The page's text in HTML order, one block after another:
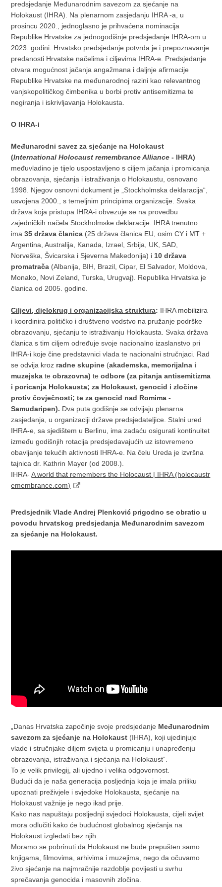
predsjedanje Međunarodnim savezom za sjećanje na
Holokaust (IHRA). Na plenarnom zasjedanju IHRA -a, u
prosincu 2020., jednoglasno je prihvaćena nominacija
Republike Hrvatske za jednogodišnje predsjedanje IHRA-om u
2023. godini. Hrvatsko predsjedanje potvrda je i prepoznavanje
predanosti Hrvatske načelima i ciljevima IHRA-e. Predsjedanje
otvara mogućnost jačanja angažmana i daljnje afirmacije
Republike Hrvatske na međunarodnoj razini kao relevantnog
vanjskopolitičkog čimbenika u borbi protiv antisemitizma te
negiranja i iskrivljavanja Holokausta.
O IHRA-i
Međunarodni savez za sjećanje na Holokaust
(International Holocaust remembrance Alliance - IHRA)
međuvladino je tijelo uspostavljeno s ciljem jačanja i promicanja
obrazovanja, sjećanja i istraživanja o Holokaustu, osnovano
1998. Njegov osnovni dokument je „Stockholmska deklaracija“,
usvojena 2000., s temeljnim principima organizacije. Svaka
država koja pristupa IHRA-i obvezuje se na provedbu
zajedničkih načela Stockholmske deklaracije. IHRA trenutno
ima35 državačlanica (25 država članica EU, osim CY i MT +
Argentina, Australija, Kanada, Izrael, Srbija, UK, SAD,
Norveška, Švicarska i Sjeverna Makedonija) i10 država
promatrača (Albanija, BIH, Brazil, Cipar, El Salvador, Moldova,
Monako, Novi Zeland, Turska, Urugvaj). Republika Hrvatska je
članica od 2005. godine.
Ciljevi, djelokrug i organizacijska struktura: IHRA mobilizira
i koordinira političko i društveno vodstvo na pružanje podrške
obrazovanju, sjećanju te istraživanju Holokausta. Svaka država
članica s tim ciljem određuje svoje nacionalno izaslanstvo pri
IHRA-i koje čine predstavnici vlada te nacionalni stručnjaci. Rad
se odvija kroz radne skupine (akademska, memorijalna i
muzejska teobrazovna) teodbore (za pitanja antisemitizma
i poricanja Holokausta; za Holokaust, genocid i zločine
protivčovječnosti; te za genocid nad Romima -
Samudaripen). Dva puta godišnje se odvijaju plenarna
zasjedanja, u organizaciji države predsjedateljice. Stalni ured
IHRA-e, sa sjedištem u Berlinu, ima zadaću osigurati kontinuitet
između godišnjih rotacija predsjedavajućih uz istovremeno
obavljanje tekućih aktivnosti IHRA-e. Na čelu Ureda je izvršna
tajnica dr. Kathrin Mayer (od 2008.).
IHRA-A world that remembers the Holocaust | IHRA (holocaustr
emembrance.com)
Predsjednik Vlade Andrej Plenković prigodno se obratio u
povodu hrvatskog predsjedanja Međunarodnim savezom
za sjećanje na Holokaust.
„Danas Hrvatska započinje svoje predsjedanje Međunarodnim
savezom za sjećanje na Holokaust (IHRA), koji ujedinjuje
vlade i stručnjake diljem svijeta u promicanju i unapređenju
obrazovanja, istraživanja i sjećanja na Holokaust“.
To je velik privilegij, ali ujedno i velika odgovornost.
Budući da je naša generacija posljednja koja je imala priliku
upoznati preživjele i svjedoke Holokausta, sjećanje na
Holokaust važnije je nego ikad prije.
Kako nas napuštaju posljednji svjedoci Holokausta, cijeli svijet
mora odlučiti kako će budućnost globalnog sjećanja na
Holokaust izgledati bez njih.
Moramo se pobrinuti da Holokaust ne bude prepušten samo
knjigama, filmovima, arhivima i muzejima, nego da očuvamo
živo sjećanje na najmračnije razdoblje povijesti u svrhu
sprečavanja genocida i masovnih zločina.